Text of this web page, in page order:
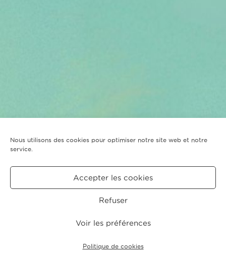
Nous utilisons des cookies pour optimiser notre site web et notre
service.
Accepter les cookies
Refuser
Voir les préférences
Politique de cookies